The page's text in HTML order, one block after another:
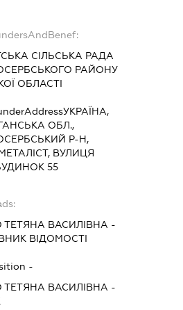
СІЛЬСЬКА РАДА
РАЙОНУ
ОБЛАСТІ
УКРАЇНА,
ОБЛ.,
Р-Н,
ВУЛИЦЯ
55
ТЕТЯНА ВАСИЛІВНА -
ВІДОМОСТІ
-
ТЕТЯНА ВАСИЛІВНА -